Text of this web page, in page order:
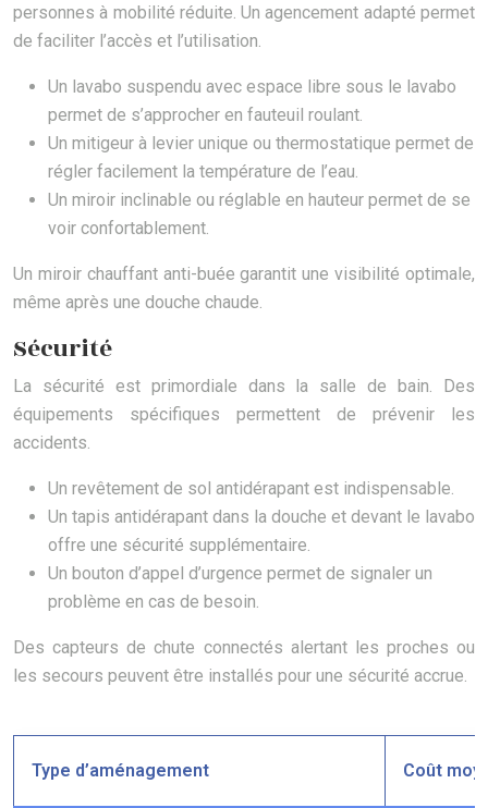
personnes à mobilité réduite. Un agencement adapté permet
de faciliter l’accès et l’utilisation.
Un lavabo suspendu avec espace libre sous le lavabo
permet de s’approcher en fauteuil roulant.
Un mitigeur à levier unique ou thermostatique permet de
régler facilement la température de l’eau.
Un miroir inclinable ou réglable en hauteur permet de se
voir confortablement.
Un miroir chauffant anti-buée garantit une visibilité optimale,
même après une douche chaude.
Sécurité
La sécurité est primordiale dans la salle de bain. Des
équipements spécifiques permettent de prévenir les
accidents.
Un revêtement de sol antidérapant est indispensable.
Un tapis antidérapant dans la douche et devant le lavabo
offre une sécurité supplémentaire.
Un bouton d’appel d’urgence permet de signaler un
problème en cas de besoin.
Des capteurs de chute connectés alertant les proches ou
les secours peuvent être installés pour une sécurité accrue.
Type d’aménagement Coût